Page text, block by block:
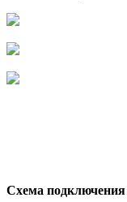
Схема подключения